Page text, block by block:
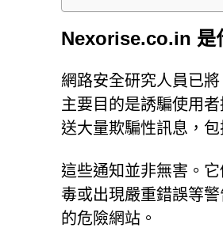
Nexorise.co.in 是
網路安全研究人員已
主要目的是誘騙使用
送大量欺騙性訊息，
這些通知並非無害。
毒或出現嚴重錯誤等
的危險網站。